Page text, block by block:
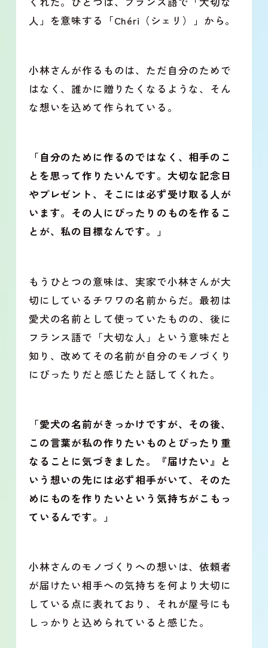
人」を意味する「Chéri（シェリ）」から。
小林さんが作るものは、ただ自分のためで
はなく、誰かに贈りたくなるような、そん
な想いを込めて作られている。
「自分のために作るのではなく、相手のこ
とを思って作りたいんです。大切な記念日
やプレゼント、そこには必ず受け取る人が
います。その人にぴったりのものを作るこ
とが、私の目標なんです。」
もうひとつの意味は、実家で小林さんが大
切にしているチワワの名前からだ。最初は
愛犬の名前として使っていたものの、後に
フランス語で「大切な人」という意味だと
知り、改めてその名前が自分のモノづくり
にぴったりだと感じたと話してくれた。
「愛犬の名前がきっかけですが、その後、
この言葉が私の作りたいものとぴったり重
なることに気づきました。『届けたい』と
いう想いの先には必ず相手がいて、そのた
めにものを作りたいという気持ちがこもっ
ているんです。」
小林さんのモノづくりへの想いは、依頼者
が届けたい相手への気持ちを何より大切に
している点に表れており、それが屋号にも
しっかりと込められていると感じた。